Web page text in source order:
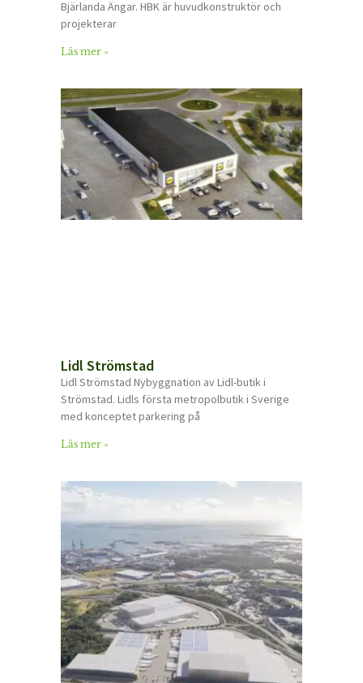
Bjärlanda Ängar. HBK är huvudkonstruktör och
projekterar
Läs mer »
Lidl Strömstad
Lidl Strömstad Nybyggnation av Lidl-butik i
Strömstad. Lidls första metropolbutik i Sverige
med konceptet parkering på
Läs mer »